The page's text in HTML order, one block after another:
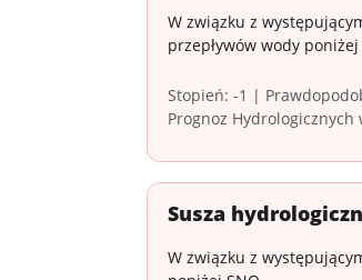
W związku z
przepływów wody poniżej
Stopień: -1 |
Prognoz
Susza
W związku z